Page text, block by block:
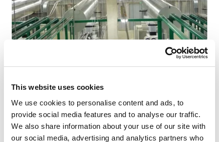
This website uses cookies
We use cookies to personalise content and ads, to
provide social media features and to analyse our traffic.
We also share information about your use of our site with
our social media, advertising and analytics partners who
Bez obzira na to za šta se toplota koristi - efikasnost je
uvek odlučujući faktor. Primarni cilj je stoga, između
tehnologija sa visokim stepenom efikasnosti.
Kvalitet